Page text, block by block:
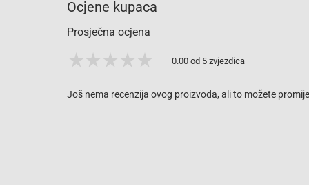
Ocjene kupaca
Prosječna ocjena
0.00 od 5 zvjezdica
Još nema recenzija ovog proizvoda, ali to možete